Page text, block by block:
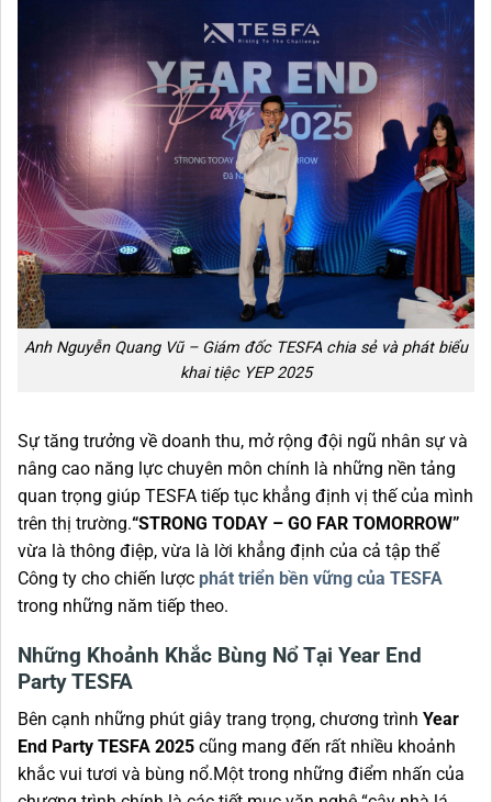
Anh Nguyễn Quang Vũ – Giám đốc TESFA chia sẻ và phát biểu
khai tiệc YEP 2025
Sự tăng trưởng về doanh thu, mở rộng đội ngũ nhân sự và
nâng cao năng lực chuyên môn chính là những nền tảng
quan trọng giúp TESFA tiếp tục khẳng định vị thế của mình
trên thị trường.“STRONG TODAY – GO FAR TOMORROW”
vừa là thông điệp, vừa là lời khẳng định của cả tập thể
Công ty cho chiến lược phát triển bền vững của TESFA
trong những năm tiếp theo.
Những Khoảnh Khắc Bùng Nổ Tại Year End
Party TESFA
Bên cạnh những phút giây trang trọng, chương trình Year
End Party TESFA 2025 cũng mang đến rất nhiều khoảnh
khắc vui tươi và bùng nổ.Một trong những điểm nhấn của